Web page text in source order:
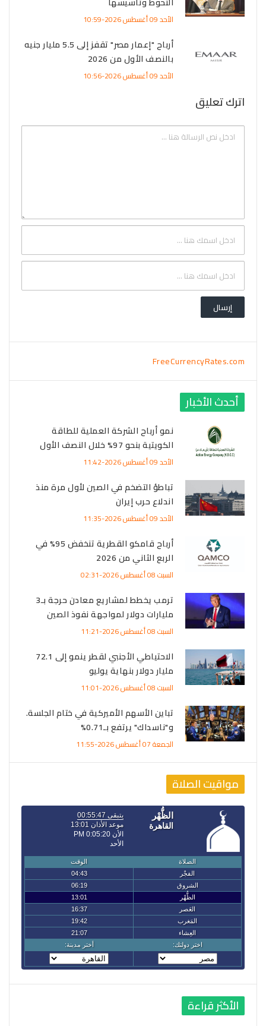
الأحد 09 أغسطس 2026-10:59
أرباح "إعمار مصر" تقفز إلى 5.5 مليار جنيه
بالنصف الأول من 2026
الأحد 09 أغسطس 2026-10:56
اترك تعليق
FreeCurrencyRates.com
أحدث الأخبار
نمو أرباح الشركة العملية للطاقة
الكويتية بنحو 97% خلال النصف الأول
الأحد 09 أغسطس 2026-11:42
تباطؤ التضخم في الصين لأول مرة منذ
اندلاع حرب إيران
الأحد 09 أغسطس 2026-11:35
أرباح قامكو القطرية تنخفض 95% في
الربع الثاني من 2026
السبت 08 أغسطس 2026-02:31
ترمب يخطط لمشاريع معادن حرجة بـ3
مليارات دولار لمواجهة نفوذ الصين
السبت 08 أغسطس 2026-11:21
الاحتياطي الأجنبي لقطر ينمو إلى 72.1
مليار دولار بنهاية يوليو
السبت 08 أغسطس 2026-11:01
تباين الأسهم الأميركية في ختام الجلسة.
و"ناسداك" يرتفع بـ0.71%
الجمعة 07 أغسطس 2026-11:55
مواقيت الصلاة
الأكثر قراءة